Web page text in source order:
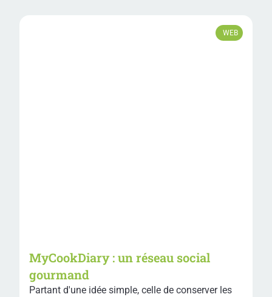
WEB
MyCookDiary : un réseau social
gourmand
Partant d'une idée simple, celle de conserver les